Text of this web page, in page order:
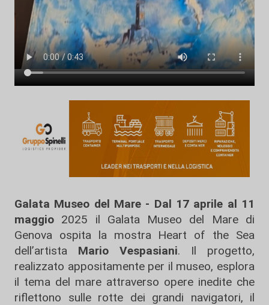
Galata Museo del Mare - Dal 17 aprile al 11
maggio 2025 il Galata Museo del Mare di
Genova ospita la mostra Heart of the Sea
dell’artista Mario Vespasiani. Il progetto,
realizzato appositamente per il museo, esplora
il tema del mare attraverso opere inedite che
riflettono sulle rotte dei grandi navigatori, il